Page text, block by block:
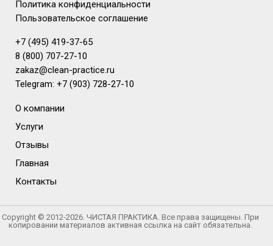
Политика конфиденциальности
Пользовательское соглашение
+7 (495) 419-37-65
8 (800) 707-27-10
zakaz@clean-practice.ru
Telegram: +7 (903) 728-27-10
О компании
Услуги
Отзывы
Главная
Контакты
Copyright © 2012-2026. ЧИСТАЯ ПРАКТИКА. Все права защищены. При
копировании материалов активная ссылка на сайт обязательна.